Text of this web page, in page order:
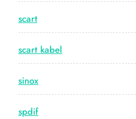
scart
scart kabel
sinox
spdif